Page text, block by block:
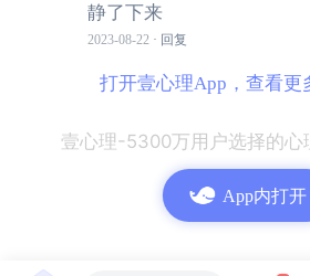
她们的担忧都是非常现实性的思考。
带来的影响，其中写道：除了放弃自
了、职业发展受阻、技能贬值以及很
静了下来
2023-08-22 · 回复
打开壹心理App，查看更
壹心理-5300万用户选择的心
App内打开